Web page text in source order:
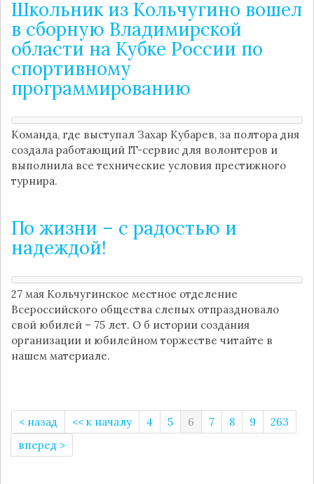
Школьник из Кольчугино вошел
в сборную Владимирской
области на Кубке России по
спортивному
программированию
Команда, где выступал Захар Кубарев, за полтора дня
создала работающий IT-сервис для волонтеров и
выполнила все технические условия престижного
турнира.
По жизни – с радостью и
надеждой!
27 мая Кольчугинское местное отделение
Всероссийского общества слепых отпраздновало
свой юбилей – 75 лет. О б истории создания
организации и юбилейном торжестве читайте в
нашем материале.
< назад << к началу 4 5 6 (current)
7 8 9
263
вперед >